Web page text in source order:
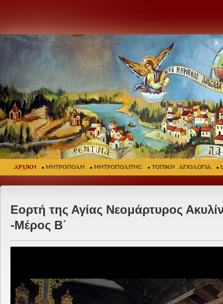
ΑΡΧΙΚΗ ΜΗΤΡΟΠΟΛΗ ΜΗΤΡΟΠΟΛΙΤΗΣ ΤΟΠΙΚΗ ΑΓΙΟΛΟΓΙΑ
Εορτή της Αγίας Νεομάρτυρος
-Μέρος Β΄